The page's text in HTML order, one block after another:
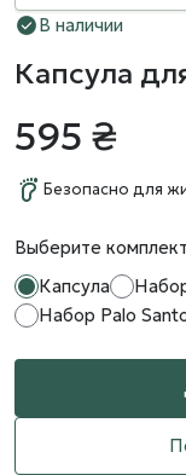
В наличии
Капсула
595 ₴
Безопасно для
Выберите
Капсула
Набор Palo